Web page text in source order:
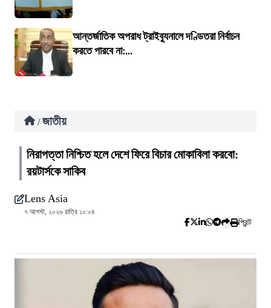
আন্তর্জাতিক অপরাধ ট্রাইব্যুনালে দণ্ডিতরা নির্বাচন
করতে পারবে না:...
/ জাতীয়
নিরাপত্তা নিশ্চিত হলে দেশে ফিরে বিচার মোকাবিলা করবো:
রয়টার্সকে সাকিব
Lens Asia
৭ আগস্ট, ২০২৬ রাত্রি ১০:০৪
প্রিন্ট